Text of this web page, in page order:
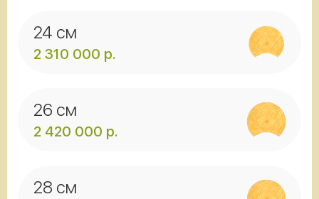
24 см
2 310 000 р.
26 см
2 420 000 р.
28 см